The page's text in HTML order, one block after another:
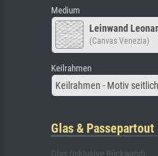
Medium
Leinwand
(Canvas Venezia)
Keilrahmen
Keilrahmen - Motiv
Glas & Passepartout
Glas (inklusive Rückwand)